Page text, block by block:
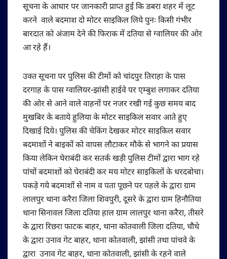
सूचना के आधार पर जानकारी प्राप्त हुई कि डबरा शहर में लूट
करने वाले बदमाश दो मोटर साइकिल लिये पुनः किसी गंभीर
बारदात को अंजाम देने की फिराक में दतिया से ग्वालियर की ओर
आ रहे हैं।
उक्त सूचना पर पुलिस की टीमों को चांदपुर तिराहा के पास
दरगाह के पास ग्वालियर-झांसी हाईवे पर एम्बुश लगाकर दतिया
की ओर से आने वाले वाहनों पर नजर रखी गई कुछ समय बाद
मुखबिर के बताये हुलिया के मोटर साइकिल सवार आते हुए
दिखाई दिये। पुलिस की चेकिंग देखकर मोटर साइकिल सवार
बदमाशों ने बाइकों को वापस लौटाकर मौके से भागने का प्रयास
किया लेकिन घेराबंदी कर सतर्क खड़ी पुलिस टीमों द्वारा भाग रहे
पांचों बदमाशों को घेराबंदी कर मय मोटर साइकिलों के धरदबोचा।
पकड़े गये बदमाशों से नाम व पता पूछने पर पहले के द्वारा ग्राम
लालपुर थाना करैरा जिला शिवपुरी, दूसरे के द्वारा ग्राम हिनौतिया
थाना सिनावल जिला दतिया हाल ग्राम लालपुर थाना करैरा, तीसरे
के द्वारा रिछरा फाटक बाहर, थाना कोतवाली जिला दतिया, चौथे
के द्वारा उनाव गेट बाहर, थाना कोतवाली, झांसी तथा पांचवे के
द्वारा उनाव गेट बाहर, थाना कोतवाली, झांसी के रहने वाले